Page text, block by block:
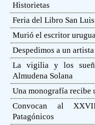
Historietas
Feria del Libro San
Murió el escritor
Despedimos a un artista
La vigilia y los
Almudena Solana
Una monografía
Convocan al
Patagónicos